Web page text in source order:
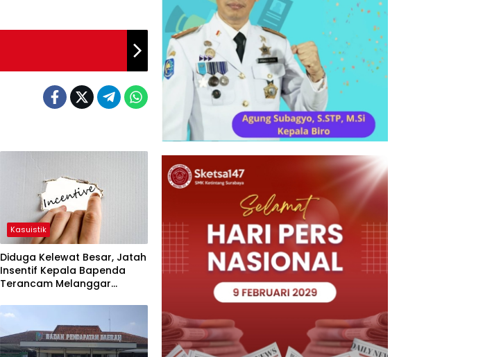
Kasuistik
Diduga Kelewat Besar, Jatah
Insentif Kepala Bapenda
Terancam Melanggar